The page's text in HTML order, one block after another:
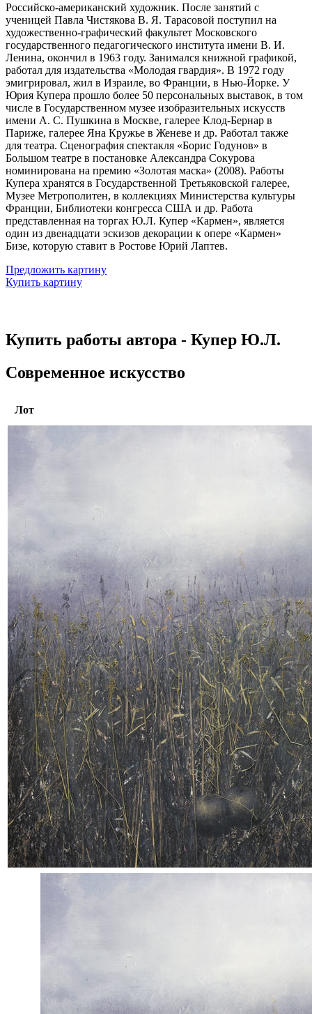
Российско-американский художник. После занятий с
ученицей Павла Чистякова В. Я. Тарасовой поступил на
художественно-графический факультет Московского
государственного педагогического института имени В. И.
Ленина, окончил в 1963 году. Занимался книжной графикой,
работал для издательства «Молодая гвардия». В 1972 году
эмигрировал, жил в Израиле, во Франции, в Нью-Йорке. У
Юрия Купера прошло более 50 персональных выставок, в том
числе в Государственном музее изобразительных искусств
имени А. С. Пушкина в Москве, галерее Клод-Бернар в
Париже, галерее Яна Кружье в Женеве и др. Работал также
для театра. Сценография спектакля «Борис Годунов» в
Большом театре в постановке Александра Сокурова
номинирована на премию «Золотая маска» (2008). Работы
Купера хранятся в Государственной Третьяковской галерее,
Музее Метрополитен, в коллекциях Министерства культуры
Франции, Библиотеки конгресса США и др. Работа
представленная на торгах Ю.Л. Купер «Кармен», является
один из двенадцати эскизов декорации к опере «Кармен»
Бизе, которую ставит в Ростове Юрий Лаптев.
Предложить картину
Купить картину
Купить работы автора - Купер Ю.Л.
Современное искусство
Лот